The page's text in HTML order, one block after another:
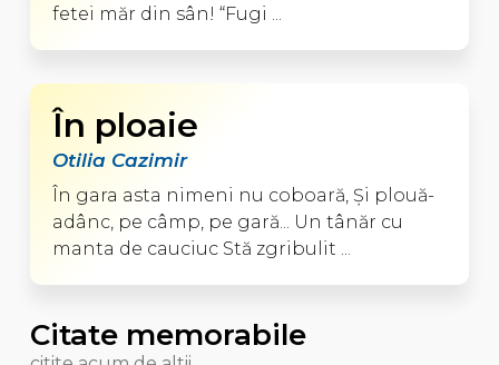
fetei măr din sân! “Fugi ...
În ploaie
Otilia Cazimir
În gara asta nimeni nu coboară, Şi plouă-
adânc, pe câmp, pe gară... Un tânăr cu
manta de cauciuc Stă zgribulit ...
Citate memorabile